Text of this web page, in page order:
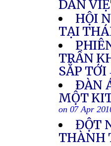
DÂN
HỘI
TẠI
TRẦN
SẮP TỚI
ÐÀN
MỘT
on 07 Apr
ĐỘT
THÀNH